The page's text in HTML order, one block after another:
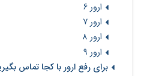
ارور 6
ارور 7
ارور 8
ارور 9
برای رفع ارور با کجا تماس